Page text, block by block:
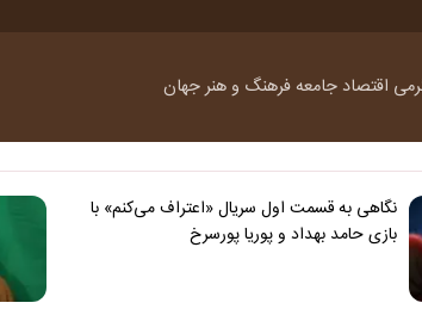
اقتصاد جامعهفرهنگ و هنرجهان
نگاهی به قسمت اول سریال «اعتراف می‌کنم» با
بازی حامد بهداد و پوریا پورسرخ